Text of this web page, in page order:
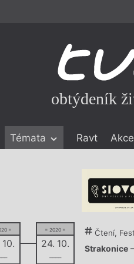
obtýdeník
Témata Ravt Akce
=
10.
= 2020 =
24. 10.
––––
Čtení,
Strakonice